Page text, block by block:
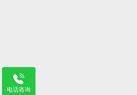
电话咨询